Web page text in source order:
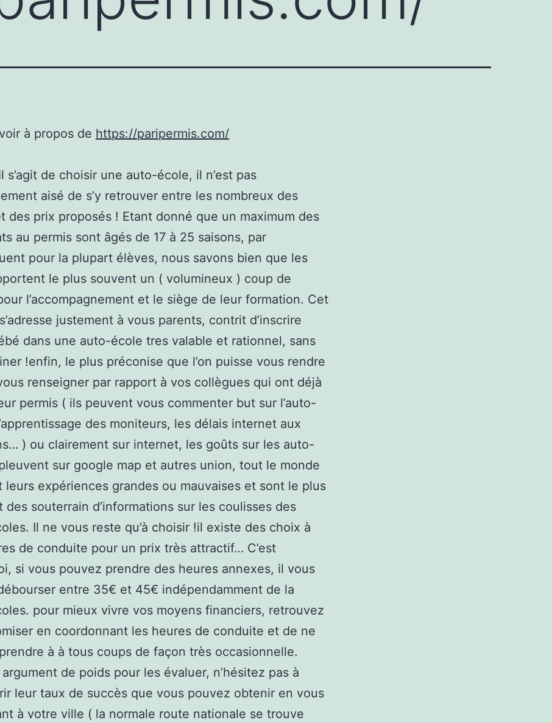
à propos de https://paripermis.com/
s’agit de choisir une auto-école, il n’est pas
aisé de s’y retrouver entre les nombreux des
des prix proposés ! Etant donné que un maximum des
au permis sont âgés de 17 à 25 saisons, par
pour la plupart élèves, nous savons bien que les
le plus souvent un ( volumineux ) coup de
l’accompagnement et le siège de leur formation. Cet
justement à vous parents, contrit d’inscrire
dans une auto-école tres valable et rationnel, sans
!enfin, le plus préconise que l’on puisse vous rendre
renseigner par rapport à vos collègues qui ont déjà
permis ( ils peuvent vous commenter but sur l’auto-
des moniteurs, les délais internet aux
) ou clairement sur internet, les goûts sur les auto-
sur google map et autres union, tout le monde
leurs expériences grandes ou mauvaises et sont le plus
des souterrain d’informations sur les coulisses des
Il ne vous reste qu’à choisir !il existe des choix à
de conduite pour un prix très attractif… C’est
si vous pouvez prendre des heures annexes, il vous
entre 35€ et 45€ indépendamment de la
pour mieux vivre vos moyens financiers, retrouvez
en coordonnant les heures de conduite et de ne
à à tous coups de façon très occasionnelle.
de poids pour les évaluer, n’hésitez pas à
leur taux de succès que vous pouvez obtenir en vous
à votre ville ( la normale route nationale se trouve